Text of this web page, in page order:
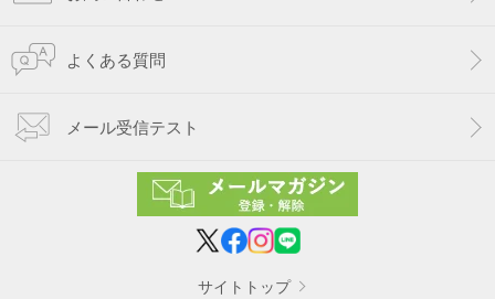
よくある質問
メール受信テスト
サイトトップ